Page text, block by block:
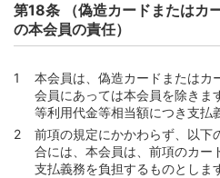
第18条 （偽造カードまたはカ
の本会員の責任）
本会員は、偽造カードまたはカ
会員にあっては本会員を除きま
等利用代金等相当額につき支払
前項の規定にかかわらず、以下
合には、本会員は、前項のカー
支払義務を負担するものとしま